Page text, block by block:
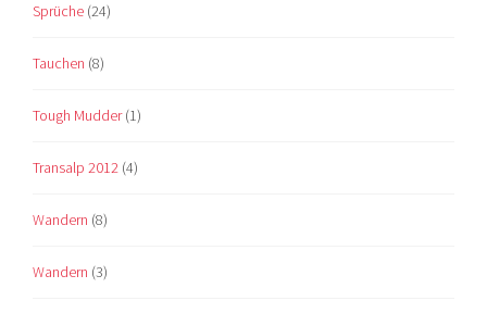
Sprüche (24)
Tauchen (8)
Tough Mudder(1)
Transalp 2012 (4)
Wandern (8)
Wandern (3)